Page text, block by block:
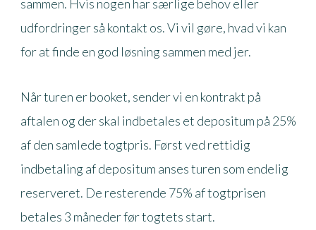
sammen. Hvis nogen har særlige behov eller
udfordringer så kontakt os. Vi vil gøre, hvad vi kan
for at finde en god løsning sammen med jer.
Når turen er booket, sender vi en kontrakt på
aftalen og der skal indbetales et depositum på 25%
af den samlede togtpris. Først ved rettidig
indbetaling af depositum anses turen som endelig
reserveret. De resterende 75% af togtprisen
betales 3 måneder før togtets start.